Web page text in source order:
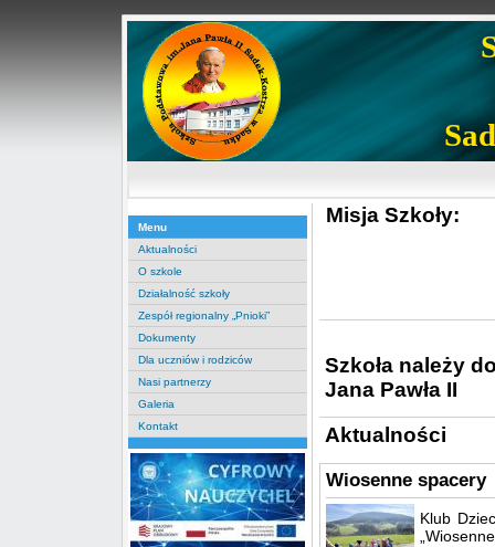
Menu
Aktualności
O szkole
Działalność szkoły
Zespół regionalny „Pnioki”
Dokumenty
Dla uczniów i rodziców
Nasi partnerzy
Galeria
Kontakt
Misja Szkoły:
Szkoła należy
Jana Pawła II
Aktualności
Wiosenne spacery
Klub